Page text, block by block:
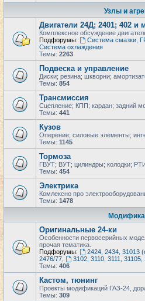
Узлы и
Двигатели 24Д; 2401; 402 и
Комплексное обсуждение
Подфорумы:
Система смазки,
Система охлаждения
Темы: 2263
Подвеска и управление
Диски; резина; шкворни;
Темы: 854
Трансмиссия
Сцепление; КПП; кардан; задний
Темы: 441
Кузов
Оперение; силовые элементы;
Темы: 1145
Тормоза
ГВУТ; ВУТ; цилиндры; колодки;
Темы: 454
Электрика
Комлексно про
Темы: 1478
Оригинальные 24-ки
Особенности первосерийных
прочая тематика.
Подфорумы:
2424, 2434, 31013
2476/77
3102, 3110, 3111, 31105,
Темы: 406
Кастом, тюнинг
Проекты модификаций ГАЗ-24,
Темы: 309